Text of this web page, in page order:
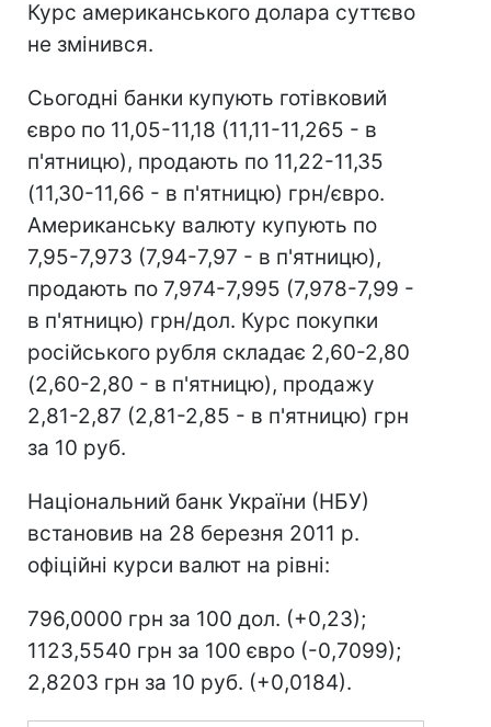
Курс американського долара суттєво
не змінився.
Сьогодні банки купують готівковий
євро по 11,05-11,18 (11,11-11,265 - в
п'ятницю), продають по 11,22-11,35
(11,30-11,66 - в п'ятницю) грн/євро.
Американську валюту купують по
7,95-7,973 (7,94-7,97 - в п'ятницю),
продають по 7,974-7,995 (7,978-7,99 -
в п'ятницю) грн/дол. Курс покупки
російського рубля складає 2,60-2,80
(2,60-2,80 - в п'ятницю), продажу
2,81-2,87 (2,81-2,85 - в п'ятницю) грн
за 10 руб.
Національний банк України (НБУ)
встановив на 28 березня 2011 р.
офіційні курси валют на рівні:
796,0000 грн за 100 дол. (+0,23);
1123,5540 грн за 100 євро (-0,7099);
2,8203 грн за 10 руб. (+0,0184).